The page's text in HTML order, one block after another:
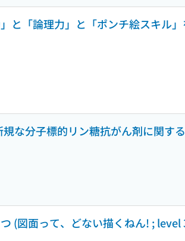
と「論理力」と「ポンチ絵スキル
な分子標的リン糖抗がん剤に関す
(図面って、どない描くねん! ; level